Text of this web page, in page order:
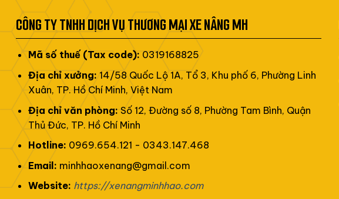
CÔNG TY TNHH DỊCH VỤ THƯƠNG MẠI XE NÂNG MH
Mã số thuế (Tax code): 0319168825
Địa chỉ xưởng: 14/58 Quốc Lộ 1A, Tổ 3, Khu phố 6, Phường Linh
Xuân, TP. Hồ Chí Minh, Việt Nam
Địa chỉ văn phòng: Số 12, Đường số 8, Phường Tam Bình, Quận
Thủ Đức, TP. Hồ Chí Minh
Hotline: 0969.654.121 - 0343.147.468
Email: minhhaoxenang@gmail.com
Website: https://xenangminhhao.com